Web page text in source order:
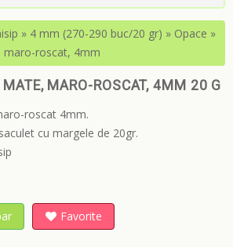
» 4 mm (270-290 buc/20 gr) » Opace »
maro-roscat, 4mm
MATE, MARO-ROSCAT, 4MM 20 G
roscat 4mm.
cu margele de 20gr.
Favorite